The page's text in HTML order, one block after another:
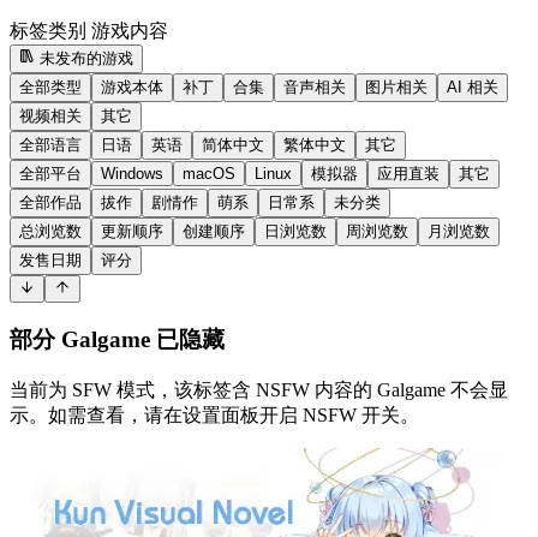
标签类别 游戏内容
未发布的游戏
全部类型
游戏本体 补丁 合集 音声相关 图片相关
AI 相关
视频相关
其它
全部语言
日语 英语 简体中文 繁体中文
其它
全部平台
Windows macOS Linux 模拟器 应用直装
其它
全部作品
拔作 剧情作 萌系 日常系
未分类
总浏览数
更新顺序 创建顺序 日浏览数 周浏览数
月浏览数
发售日期
评分
部分 Galgame 已隐藏
当前为 SFW 模式，该标签含 NSFW 内容的 Galgame 不会显
示。如需查看，请在设置面板开启 NSFW 开关。